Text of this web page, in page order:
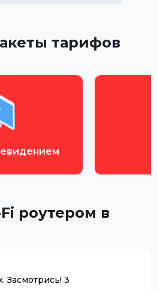
тарифов
роутером в
Засмотрись! 3